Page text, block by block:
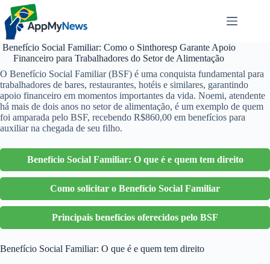
Pular
para
conteúdo
Benefício Social Familiar: Como o Sinthoresp Garante Apoio
Financeiro para Trabalhadores do Setor de Alimentação
O Benefício Social Familiar (BSF) é uma conquista fundamental para
trabalhadores de bares, restaurantes, hotéis e similares, garantindo
apoio financeiro em momentos importantes da vida. Noemi, atendente
há mais de dois anos no setor de alimentação, é um exemplo de quem
foi amparada pelo BSF, recebendo R$860,00 em benefícios para
auxiliar na chegada de seu filho.
Benefício Social Familiar: O que é e quem tem direito
Como solicitar o Benefício Social Familiar
Principais benefícios oferecidos pelo BSF
Benefício Social Familiar: O que é e quem tem direito